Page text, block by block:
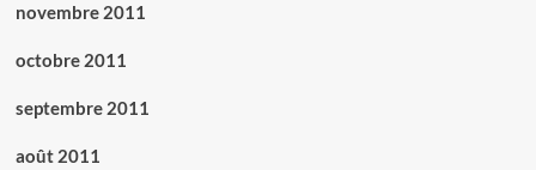
novembre 2011
octobre 2011
septembre 2011
août 2011